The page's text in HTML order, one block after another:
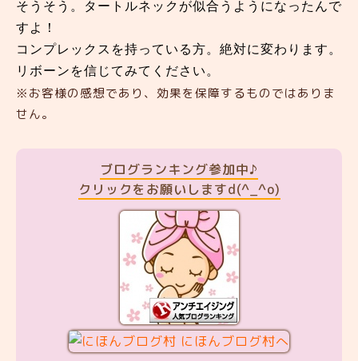
そうそう。タートルネックが似合うようになったんで
すよ！
コンプレックスを持っている方。絶対に変わります。
リボーンを信じてみてください。
※お客様の感想であり、効果を保障するものではありま
せん。
ブログランキング参加中♪
クリックをお願いしますd(^_^o)